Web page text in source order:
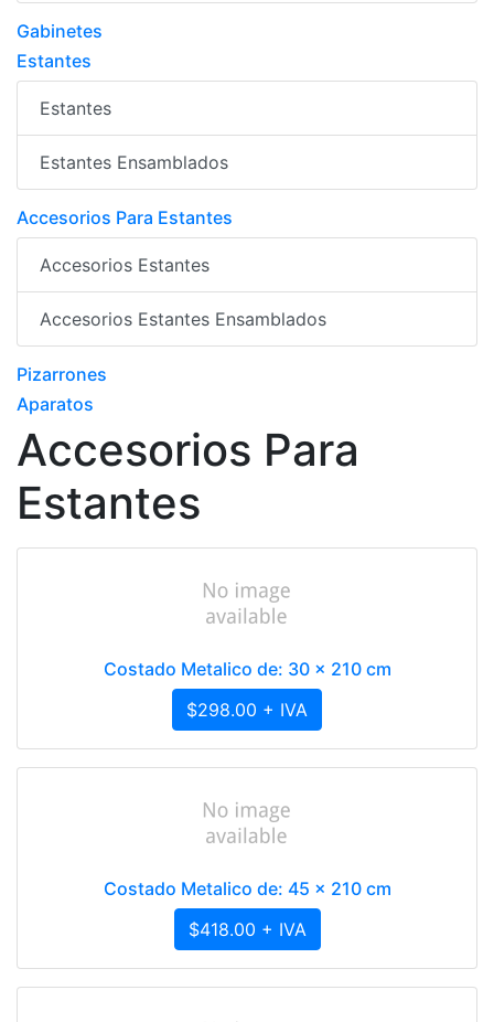
Gabinetes
Estantes
Estantes
Estantes Ensamblados
Accesorios Para Estantes
Accesorios Estantes
Accesorios Estantes Ensamblados
Pizarrones
Aparatos
Accesorios Para
Estantes
Costado Metalico de: 30 x 210 cm
$298.00 + IVA
Costado Metalico de: 45 x 210 cm
$418.00 + IVA